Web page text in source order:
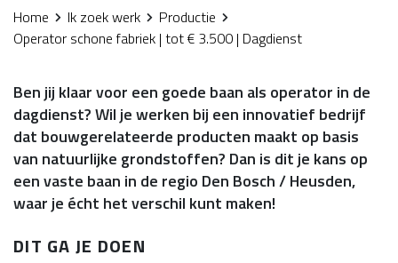
Home Ik zoek werk
Productie
Operator schone fabriek | tot € 3.500 | Dagdienst
Ben jij klaar voor een goede baan als operator in de
dagdienst? Wil je werken bij een innovatief bedrijf
dat bouwgerelateerde producten maakt op basis
van natuurlijke grondstoffen? Dan is dit je kans op
een vaste baan in de regio Den Bosch / Heusden,
waar je écht het verschil kunt maken!
DIT GA JE DOEN